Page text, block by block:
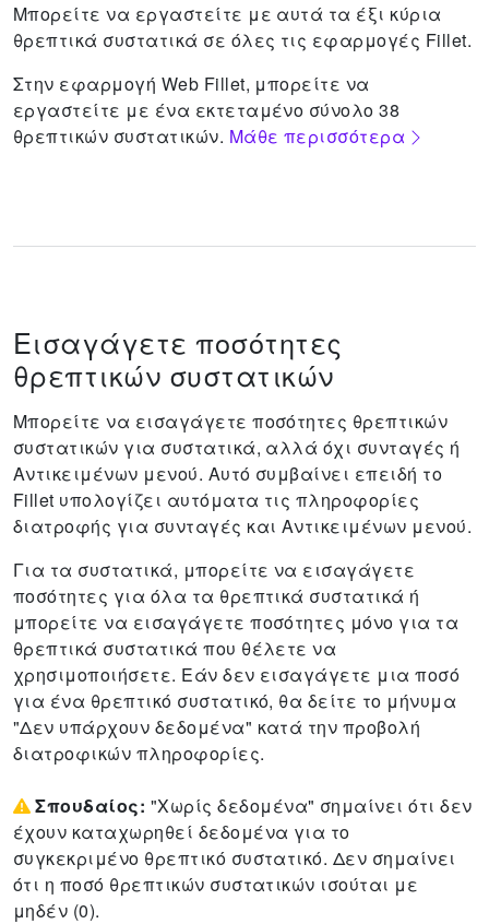
Μπορείτε να εργαστείτε με αυτά τα έξι κύρια
θρεπτικά συστατικά σε όλες τις εφαρμογές Fillet.
Στην εφαρμογή Web Fillet, μπορείτε να
εργαστείτε με ένα εκτεταμένο σύνολο 38
θρεπτικών συστατικών. Μάθε περισσότερα
Εισαγάγετε ποσότητες
θρεπτικών συστατικών
Μπορείτε να εισαγάγετε ποσότητες θρεπτικών
συστατικών για συστατικά, αλλά όχι συνταγές ή
Aντικειμένων μενού. Αυτό συμβαίνει επειδή το
Fillet υπολογίζει αυτόματα τις πληροφορίες
διατροφής για συνταγές και Aντικειμένων μενού.
Για τα συστατικά, μπορείτε να εισαγάγετε
ποσότητες για όλα τα θρεπτικά συστατικά ή
μπορείτε να εισαγάγετε ποσότητες μόνο για τα
θρεπτικά συστατικά που θέλετε να
χρησιμοποιήσετε. Εάν δεν εισαγάγετε μια ποσό
για ένα θρεπτικό συστατικό, θα δείτε το μήνυμα
"Δεν υπάρχουν δεδομένα" κατά την προβολή
διατροφικών πληροφορίες.
Σπουδαίος: "Χωρίς δεδομένα" σημαίνει ότι δεν
έχουν καταχωρηθεί δεδομένα για το
συγκεκριμένο θρεπτικό συστατικό. Δεν σημαίνει
ότι η ποσό θρεπτικών συστατικών ισούται με
μηδέν (0).